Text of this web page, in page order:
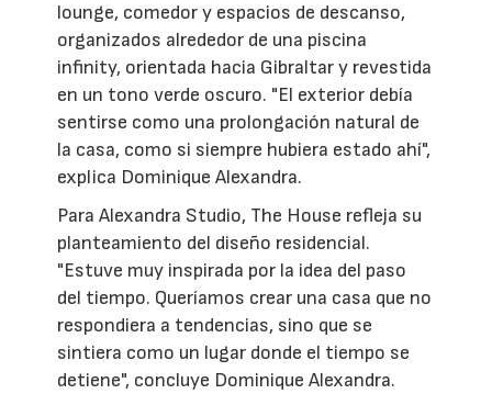
lounge, comedor y espacios de descanso,
organizados alrededor de una piscina
infinity, orientada hacia Gibraltar y revestida
en un tono verde oscuro. "El exterior debía
sentirse como una prolongación natural de
la casa, como si siempre hubiera estado ahí",
explica Dominique Alexandra.
Para Alexandra Studio, The House refleja su
planteamiento del diseño residencial.
"Estuve muy inspirada por la idea del paso
del tiempo. Queríamos crear una casa que no
respondiera a tendencias, sino que se
sintiera como un lugar donde el tiempo se
detiene", concluye Dominique Alexandra.